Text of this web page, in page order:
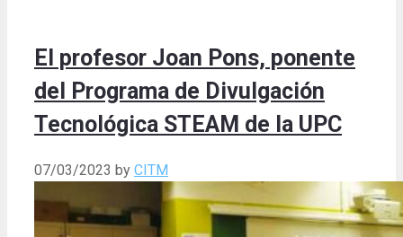
El profesor Joan Pons, ponente
del Programa de Divulgación
Tecnológica STEAM de la UPC
07/03/2023 by CITM